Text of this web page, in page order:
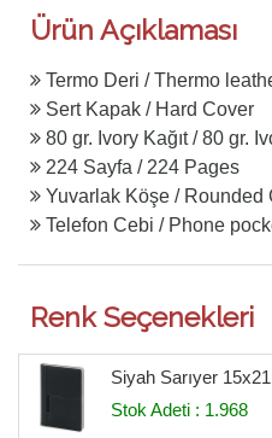
Ürün Açıklaması
Termo Deri / Thermo
Sert Kapak / Hard Cover
80 gr. Ivory Kağıt / 80 gr.
224 Sayfa / 224 Pages
Yuvarlak Köşe / Rounded
Telefon Cebi / Phone
Renk Seçenekleri
Siyah Sarıyer
Stok Adeti : 1.968